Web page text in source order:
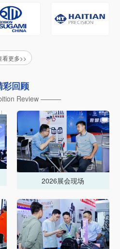
看更多>>
彩回顾
Review ———
2026展会现场